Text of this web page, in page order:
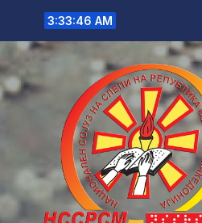
content
3:33:47 AM